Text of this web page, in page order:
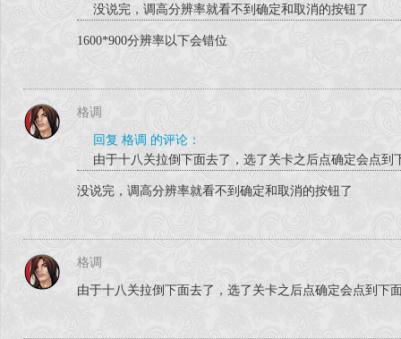
没说完，调高分辨率就看不到确定和取消的按钮了
1600*900分辨率以下会错位
格调
回复 格调 的评论：
由于十八关拉倒下面去了，选了关卡之后点确定会点
没说完，调高分辨率就看不到确定和取消的按钮了
格调
由于十八关拉倒下面去了，选了关卡之后点确定会点到下